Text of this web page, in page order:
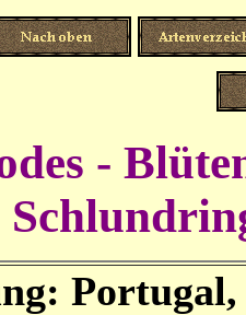
-
Portugal,